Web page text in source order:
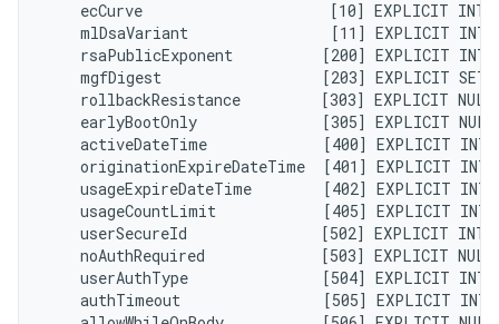
ecCurve                     [10] EXPLICIT
mlDsaVariant                [11] EXPLICIT
rsaPublicExponent          [200] EXPLICIT
mgfDigest                  [203] EXPLICIT
rollbackResistance         [303] EXPLICIT
earlyBootOnly              [305] EXPLICIT
activeDateTime             [400] EXPLICIT
originationExpireDateTime  [401] EXPLICIT
usageExpireDateTime        [402] EXPLICIT
usageCountLimit            [405] EXPLICIT
userSecureId               [502] EXPLICIT
noAuthRequired             [503] EXPLICIT
userAuthType               [504] EXPLICIT
authTimeout                [505] EXPLICIT